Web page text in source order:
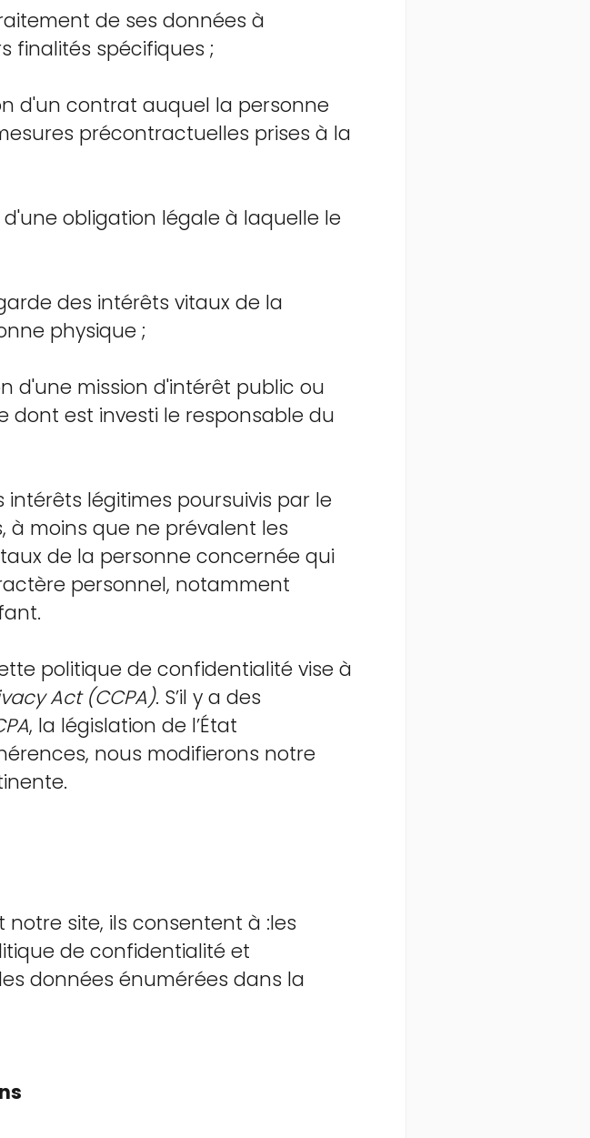
de ses données à
finalités spécifiques ;
d'un contrat auquel la personne
précontractuelles prises à la
obligation légale à laquelle le
des intérêts vitaux de la
physique ;
d'une mission d'intérêt public ou
dont est investi le responsable du
légitimes poursuivis par le
moins que ne prévalent les
de la personne concernée qui
personnel, notamment
politique de confidentialité vise à
Act (CCPA). S’il y a des
, la législation de l’État
nous modifierons notre
notre site, ils consentent à :les
de confidentialité et
données énumérées dans la